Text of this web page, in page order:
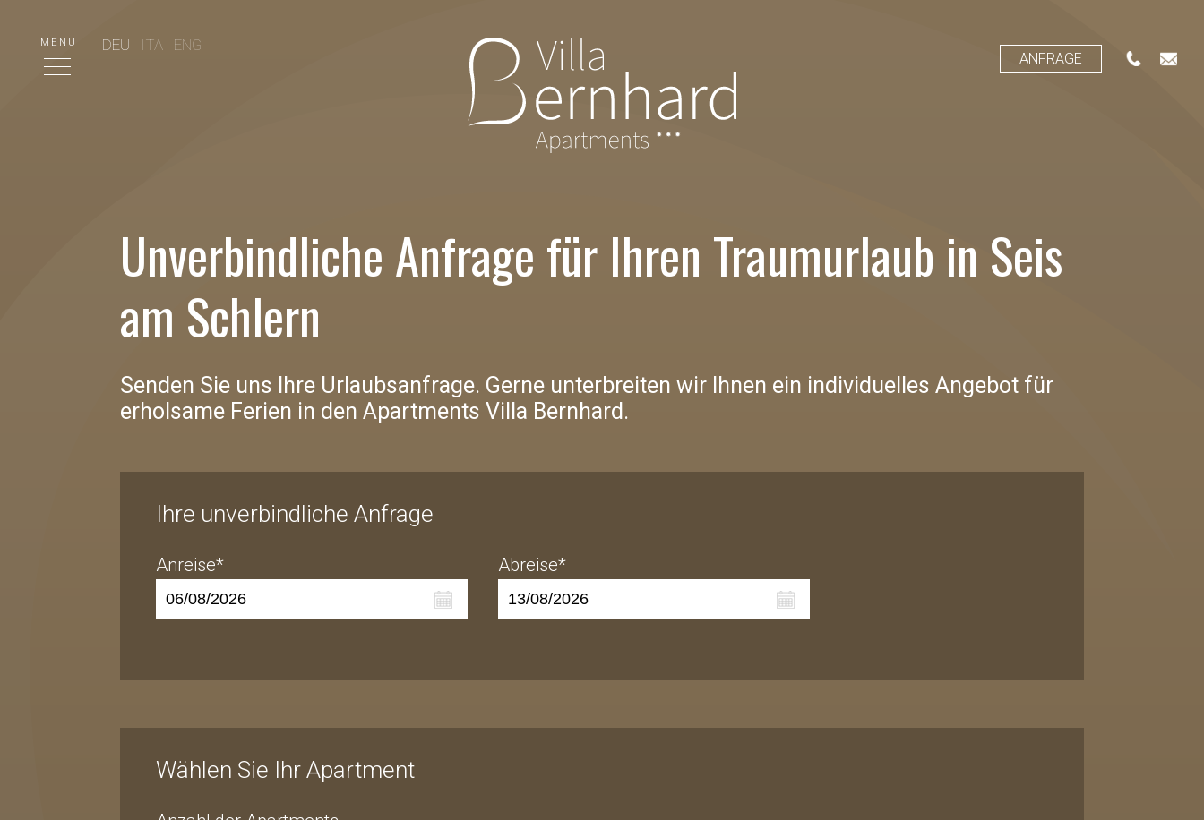
ANFRAGE
DEU ITA ENG
MENU
Unverbindliche Anfrage für Ihren Traumurlaub in Seis
am Schlern
Senden Sie uns Ihre Urlaubsanfrage. Gerne unterbreiten wir Ihnen ein individuelles Angebot für
erholsame Ferien in den Apartments Villa Bernhard.
Ihre unverbindliche Anfrage
Anreise* Abreise*
Wählen Sie Ihr Apartment